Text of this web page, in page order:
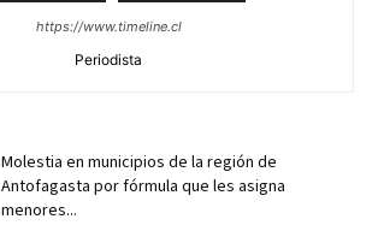
https://www.timeline.cl
Periodista
Molestia en municipios de la región de
Antofagasta por fórmula que les asigna
menores...